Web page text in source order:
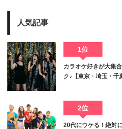
人気記事
1位
カラオケ好きが大集
ク♪【東京・埼玉・
2位
20代にウケる！絶対